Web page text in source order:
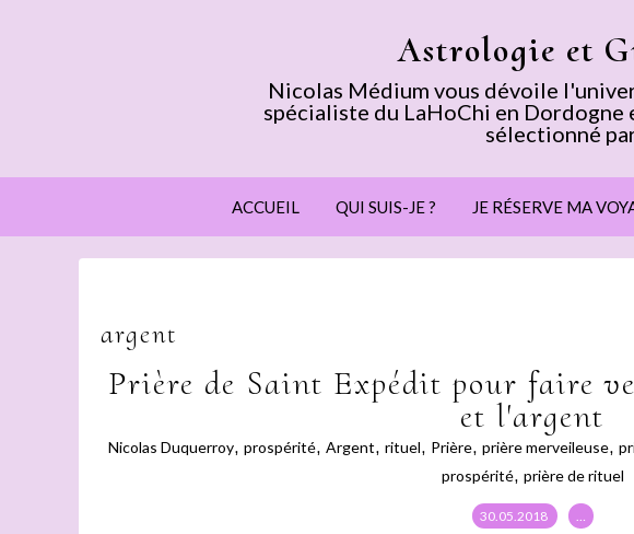
Astrologie et
Nicolas Médium vous dévoile
spécialiste du LaHoChi en Dordogne
sélectionné
ACCUEIL QUI SUIS-JE ? JE RÉSERVE MA
argent
Prière de Saint Expédit pour faire
et l'argent
Nicolas Duquerroy, prospérité, Argent, rituel, Prière, prière merveileuse,
prospérité, prière de rituel
30.05.2018 …